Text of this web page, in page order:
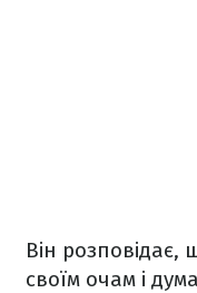
Він розповідає,
своїм очам і